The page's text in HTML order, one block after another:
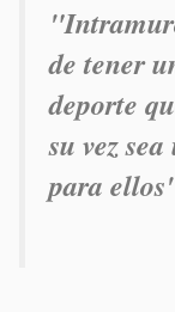
de tener
deporte
su vez
para